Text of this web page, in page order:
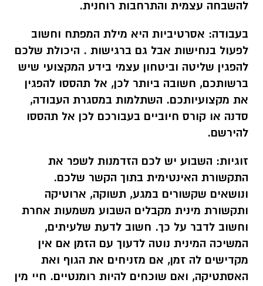
להשבחה עצמית והתרחבות רוחנית.
בעבודה: אסרטיביות היא מילת המפתח וחשוב
לפעול בנחישות אבל גם ברגישות . היכולת שלכם
להפגין שליטה וביטחון עצמי בידע המקצועי שיש
ברשותכם, חשובה ביותר לכן, אל תהססו להפגין
את מקצועיותכם. השתלמות במסגרת העבודה,
סדנה או קורס חיוביים בעבורכם לכן אל תהססו
להירשם.
זוגיות: השבוע יש לכם הזדמנות לשפר את
התקשורת האינטימית בתוך הקשר שלכם.
ונושאים שקשורים במגע, תשוקה, ארוטיקה
ותקשורת מינית מקבלים השבוע משמעות אחרת
וחשוב לדבר על כך. חשוב לדעת שלעיתים,
המשיכה המינית נוטה לדעוך עם הזמן אם אין
מקדישים לה זמן, אם מזניחים את הגוף ואת
האסתטיקה, ואם שוכחים להיות רומנטיים. חיי מין